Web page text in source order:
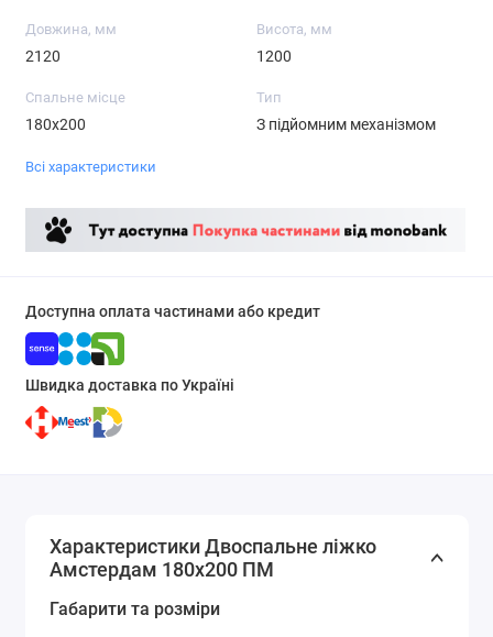
Довжина, мм
2120
Висота, мм
1200
Спальне місце
180х200
Тип
З підйомним механізмом
Всі характеристики
Доступна оплата частинами або кредит
Швидка доставка по Україні
Характеристики Двоспальне ліжко
Амстердам 180х200 ПМ
Габарити та розміри